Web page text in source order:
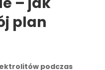
plan
podczas